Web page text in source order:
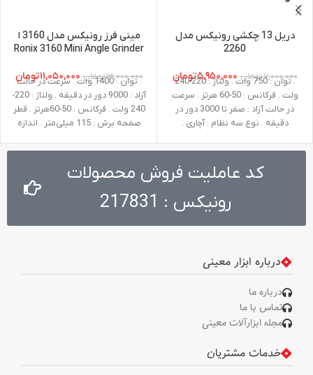
دریل 13 چکشی رونیکس مدل
2260
۷,۰۰۰,۰۰۰تومان ۵,۹۵۰,۰۰۰تومان
. توان : 750 وات . ولتاژ : 220-240
ولت . فرکانس : 50-60 هرتز . سرعت
در حالت آزاد : صفر تا 3000 دور در
دقیقه . نوع سه نظام : آچاری .
‌متر . ظرفیت سوراخکاری در فلز : 13
میلی ‌متر . ظرفیت سوراخکاری در بتن
: 13 میلی ‌متر . وزن : 2 کیلوگرم .
ظرفیت سه نظام : 13 میلی متر .
متعلقات : دسته جانبی طراحی شده
مینی فرز رونیکس مدل 3160 ا
Ronix 3160 Mini Angle Grinder
۱۳,۰۰۰,۰۰۰تومان ۱۱,۰۵۰,۰۰۰تومان
. توان : 1400 وات . سرعت در حالت
آزاد : 9000 دور در دقیقه . ولتاژ : 220-
240 ولت . فرکانس : 50-60هرتز . قطر
صفحه برش : 115 میلی‌متر . اندازه
متعلقات : دسته جانبی طراحی شده
توسط رونیکس، گارد، آچار صفحه،
آچار آلن
کد عاملیت فروش محصولات
رونیکس : 217831
درباره ابزار معینی
درباره ما
تماس با ما
مجله ابزارآلات معینی
خدمات مشتریان